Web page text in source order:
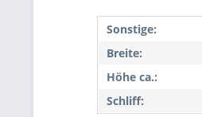
Sonstige:
Breite:
Höhe ca.:
Schliff: